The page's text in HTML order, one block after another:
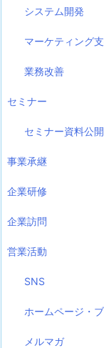
システム開発
マーケティング
業務改善
セミナー
セミナー資料公開
事業承継
企業研修
企業訪問
営業活動
SNS
ホームページ・
メルマガ